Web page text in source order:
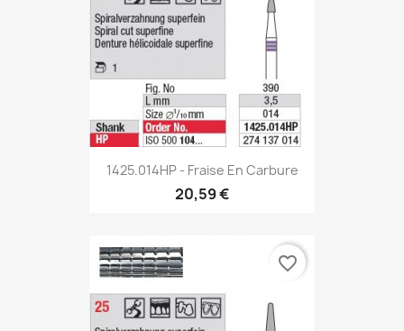
1425.014HP - Fraise En Carbure
20,59 €
favorite_border